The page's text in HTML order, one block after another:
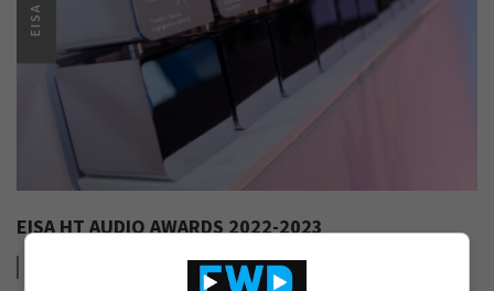
EISA
EISA HT AUDIO AWARDS 2022-2023